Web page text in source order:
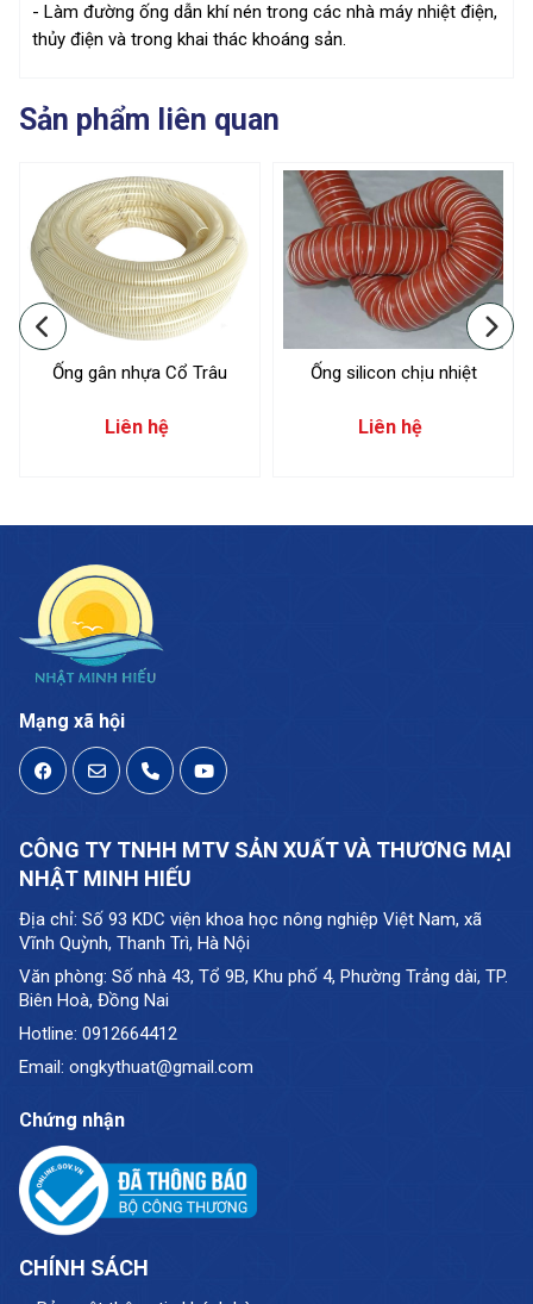
- Làm đường ống dẫn khí nén trong các nhà máy nhiệt điện,
thủy điện và trong khai thác khoáng sản.
Sản phẩm liên quan
Ống gân nhựa Cổ Trâu
Liên hệ
Ống silicon chịu nhiệt
Liên hệ
Mạng xã hội
CÔNG TY TNHH MTV SẢN XUẤT VÀ THƯƠNG MẠI
NHẬT MINH HIẾU
Địa chỉ: Số 93 KDC viện khoa học nông nghiệp Việt Nam, xã
Vĩnh Quỳnh, Thanh Trì, Hà Nội
Văn phòng: Số nhà 43, Tổ 9B, Khu phố 4, Phường Trảng dài, TP.
Biên Hoà, Đồng Nai
Hotline: 0912664412
Email: ongkythuat@gmail.com
Chứng nhận
CHÍNH SÁCH